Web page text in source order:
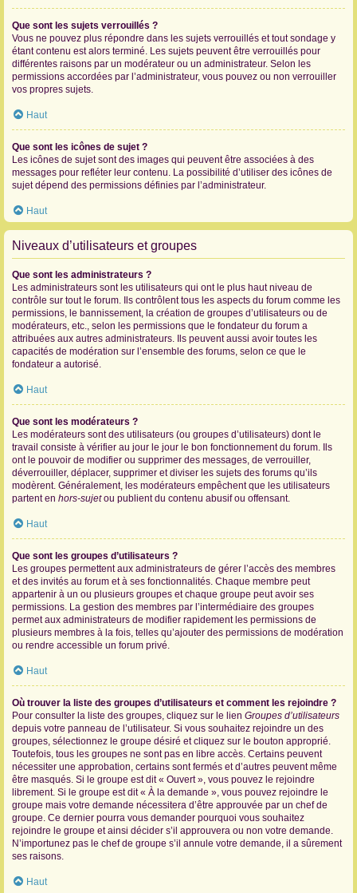
Que sont les sujets verrouillés ?
Vous ne pouvez plus répondre dans les sujets verrouillés et tout sondage y
étant contenu est alors terminé. Les sujets peuvent être verrouillés pour
différentes raisons par un modérateur ou un administrateur. Selon les
permissions accordées par l’administrateur, vous pouvez ou non verrouiller
vos propres sujets.
Haut
Que sont les icônes de sujet ?
Les icônes de sujet sont des images qui peuvent être associées à des
messages pour refléter leur contenu. La possibilité d’utiliser des icônes de
sujet dépend des permissions définies par l’administrateur.
Haut
Niveaux d’utilisateurs et groupes
Que sont les administrateurs ?
Les administrateurs sont les utilisateurs qui ont le plus haut niveau de
contrôle sur tout le forum. Ils contrôlent tous les aspects du forum comme les
permissions, le bannissement, la création de groupes d’utilisateurs ou de
modérateurs, etc., selon les permissions que le fondateur du forum a
attribuées aux autres administrateurs. Ils peuvent aussi avoir toutes les
capacités de modération sur l’ensemble des forums, selon ce que le
fondateur a autorisé.
Haut
Que sont les modérateurs ?
Les modérateurs sont des utilisateurs (ou groupes d’utilisateurs) dont le
travail consiste à vérifier au jour le jour le bon fonctionnement du forum. Ils
ont le pouvoir de modifier ou supprimer des messages, de verrouiller,
déverrouiller, déplacer, supprimer et diviser les sujets des forums qu’ils
modèrent. Généralement, les modérateurs empêchent que les utilisateurs
partent en hors-sujetou publient du contenu abusif ou offensant.
Haut
Que sont les groupes d’utilisateurs ?
Les groupes permettent aux administrateurs de gérer l’accès des membres
et des invités au forum et à ses fonctionnalités. Chaque membre peut
appartenir à un ou plusieurs groupes et chaque groupe peut avoir ses
permissions. La gestion des membres par l’intermédiaire des groupes
permet aux administrateurs de modifier rapidement les permissions de
plusieurs membres à la fois, telles qu’ajouter des permissions de modération
ou rendre accessible un forum privé.
Haut
Où trouver la liste des groupes d’utilisateurs et comment les rejoindre ?
Pour consulter la liste des groupes, cliquez sur le lien Groupes d’utilisateurs
depuis votre panneau de l’utilisateur. Si vous souhaitez rejoindre un des
groupes, sélectionnez le groupe désiré et cliquez sur le bouton approprié.
Toutefois, tous les groupes ne sont pas en libre accès. Certains peuvent
nécessiter une approbation, certains sont fermés et d’autres peuvent même
être masqués. Si le groupe est dit « Ouvert », vous pouvez le rejoindre
librement. Si le groupe est dit « À la demande », vous pouvez rejoindre le
groupe mais votre demande nécessitera d’être approuvée par un chef de
groupe. Ce dernier pourra vous demander pourquoi vous souhaitez
rejoindre le groupe et ainsi décider s’il approuvera ou non votre demande.
N’importunez pas le chef de groupe s’il annule votre demande, il a sûrement
ses raisons.
Haut